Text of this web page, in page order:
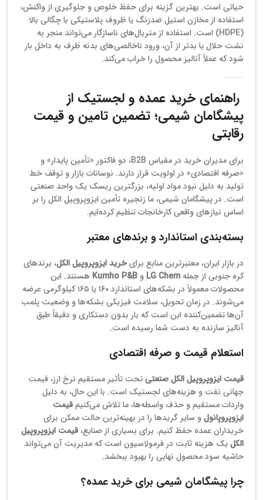
حیاتی است. بهترین گزینه برای حفظ خلوص و جلوگیری از واکنش،
استفاده از مخازن استیل ضدزنگ یا ظروف پلاستیکی با چگالی بالا
(HDPE) است. استفاده از متریال‌های ناسازگار می‌تواند منجر به
نشت حلال یا بدتر از آن، ورود ناخالصی‌های بدنه ظرف به داخل بار
شود که عملاً آنالیز محصول را خراب می‌کند.
راهنمای خرید عمده و لجستیک از
پیشگامان شیمی؛ تضمین تامین و قیمت
رقابتی
برای مدیران خرید در مقیاس B2B، دو فاکتور «تأمین پایدار» و
«صرفه اقتصادی» در اولویت قرار دارند. نوسانات بازار و توقف خط
تولید به دلیل نبود مواد اولیه، بزرگترین ریسک یک واحد صنعتی
است. در پیشگامان شیمی، ما زنجیره تأمین ایزوپروپیل الکل را بر
اساس نیازهای واقعی کارخانجات تنظیم کرده‌ایم.
بسته‌بندی استاندارد و برندهای معتبر
در بازار ایران، معتبرترین منابع برایخرید ایزوپروپیل الکل، برندهای
کره جنوبی از جمله LG Chem و Kumho P&B هستند. این
محصولات معمولاً در بشکه‌های استاندارد ۱۶۰ یا ۱۶۵ کیلوگرمی عرضه
می‌شوند. در زمان تحویل، سلامت فیزیکی بشکه‌ها و وضعیت پلمب
آن‌ها تضمین‌کننده این است که بار بدون دستکاری و دقیقاً طبق
آنالیز سازنده به دست شما رسیده است.
استعلام قیمت و صرفه اقتصادی
قیمت ایزوپروپیل الکل صنعتیتحت تأثیر مستقیم نرخ ارز، قیمت
جهانی نفت و هزینه‌های لجستیک است. با این حال، به دلیل
واردات مستقیم و حذف واسطه‌ها، ما تلاش می‌کنیمقیمت
ایزوپروپانولو سایر گریدها را در بهینه‌ترین حالت ممکن برای
خریداران عمده حفظ کنیم. برای بسیاری از صنایع، قیمت ایزوپروپیل
الکلیک هزینه ثابت در فرمولاسیون است که مدیریت آن می‌تواند
حاشیه سود محصول نهایی را بهبود ببخشد.
چرا پیشگامان شیمی برای خرید عمده؟